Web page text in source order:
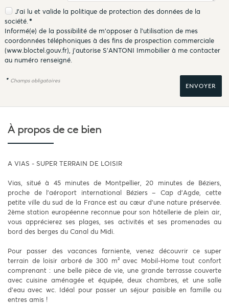
J'ai lu et valide la politique de protection des donnéesde la
société.*
Informé(e) de la possibilité de m'opposer à l'utilisation de mes
coordonnées téléphoniques à des fins de prospection commerciale
(www.bloctel.gouv.fr), j'autorise S'ANTONI Immobilier à me contacter
au numéro renseigné.
* Champs obligatoires
À propos de ce bien
A VIAS - SUPER TERRAIN DE LOISIR
Vias, situé à 45 minutes de Montpellier, 20 minutes de Béziers,
proche de l’aéroport international Béziers – Cap d’Agde, cette
petite ville du sud de la France est au cœur d’une nature préservée.
2ème station européenne reconnue pour son hôtellerie de plein air,
vous apprécierez ses plages, ses activités et ses promenades au
bord des berges du Canal du Midi.
Pour passer des vacances farniente, venez découvrir ce super
terrain de loisir arboré de 300 m² avec Mobil-Home tout confort
comprenant : une belle pièce de vie, une grande terrasse couverte
avec cuisine aménagée et équipée, deux chambres, et une salle
d'eau avec wc. Idéal pour passer un séjour paisible en famille ou
entres amis !